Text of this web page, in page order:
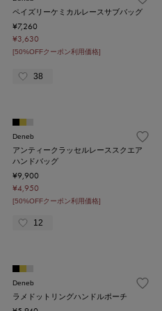
ペイズリーケミカルレースサブバッグ
¥7,260
¥3,630
[50%OFFクーポン利用価格]
38
Deneb
アンティークラッセルレーススクエア
ハンドバッグ
¥9,900
¥4,950
[50%OFFクーポン利用価格]
12
Deneb
ラメドットリングハンドルポーチ